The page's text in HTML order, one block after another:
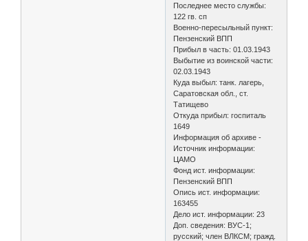
Последнее место службы:
122 гв. сп
Военно-пересыльный пункт:
Пензенский ВПП
Прибыл в часть: 01.03.1943
Выбытие из воинской части:
02.03.1943
Куда выбыл: танк. лагерь,
Саратовская обл., ст.
Татищево
Откуда прибыл: госпиталь
1649
Информация об архиве -
Источник информации:
ЦАМО
Фонд ист. информации:
Пензенский ВПП
Опись ист. информации:
163455
Дело ист. информации: 23
Доп. сведения: ВУС-1;
русский; член ВЛКСМ; гражд.